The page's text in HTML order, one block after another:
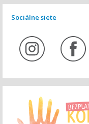
Sociálne siete